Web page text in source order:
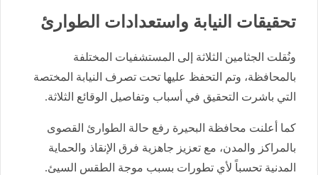
تحقيقات النيابة واستعدادات الطوارئ
ونُقلت الجثامين الثلاثة إلى المستشفيات المختلفة
بالمحافظة، وتم التحفظ عليها تحت تصرف النيابة المختصة
التي باشرت التحقيق في أسباب وتفاصيل الوقائع الثلاثة.
كما أعلنت محافظة البحيرة رفع حالة الطوارئ القصوى
بالمراكز والمدن، مع تعزيز جاهزية فرق الإنقاذ والحماية
المدنية تحسباً لأي تطورات بسبب موجة الطقس السيئ.